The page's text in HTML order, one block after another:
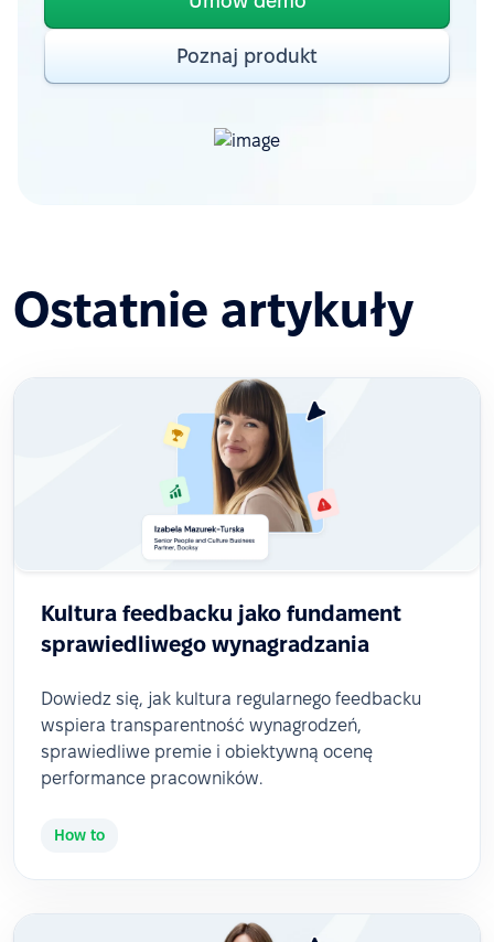
Poznaj produkt
Ostatnie artykuły
Kultura feedbacku jako fundament
sprawiedliwego wynagradzania
Dowiedz się, jak kultura regularnego feedbacku
wspiera transparentność wynagrodzeń,
sprawiedliwe premie i obiektywną ocenę
performance pracowników.
How to